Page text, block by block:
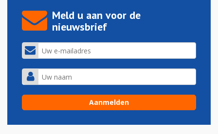
Meld u aan voor de
nieuwsbrief